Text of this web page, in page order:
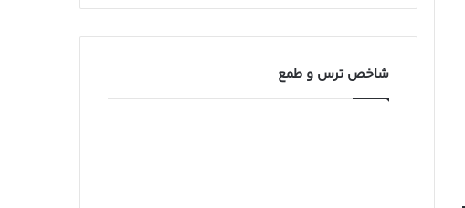
شاخص ترس و طمع